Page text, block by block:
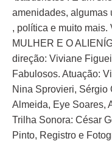
amenidades, algumas
, política e muito mais.
MULHER E O
direção: Viviane
Fabulosos. Atuação:
Nina Sprovieri, Sérgio
Almeida, Eye Soares,
Trilha Sonora: César
Pinto, Registro e